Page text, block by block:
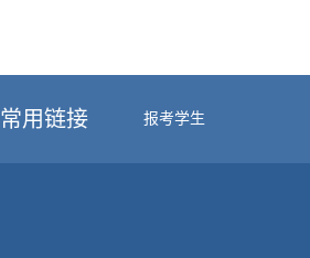
常用链接 报考学生